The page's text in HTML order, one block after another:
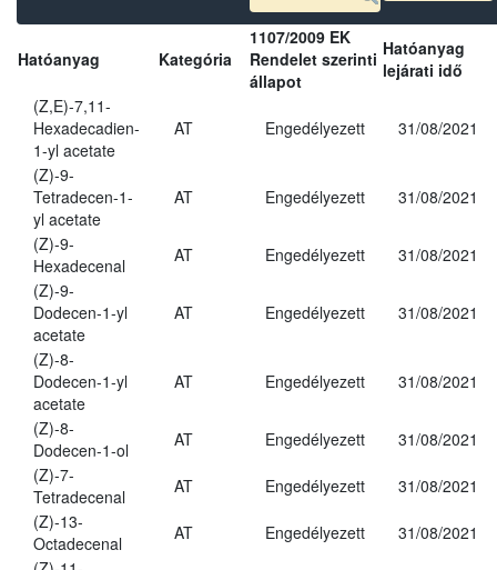
Hatóanyag Kategória
1107/2009 EK
Rendelet szerinti
állapot
Hatóanyag
lejárati idő
(Z,E)-7,11-
Hexadecadien-
1-yl acetate
AT Engedélyezett 31/08/2021
(Z)-9-
Tetradecen-1-
yl acetate
AT Engedélyezett 31/08/2021
(Z)-9-
Hexadecenal
AT Engedélyezett
31/08/2021
(Z)-9-
Dodecen-1-yl
acetate
AT Engedélyezett 31/08/2021
(Z)-8-
Dodecen-1-yl
acetate
AT Engedélyezett 31/08/2021
(Z)-8-
Dodecen-1-ol
AT Engedélyezett
31/08/2021
(Z)-7-
Tetradecenal
AT Engedélyezett
31/08/2021
(Z)-13-
Octadecenal
AT Engedélyezett
31/08/2021